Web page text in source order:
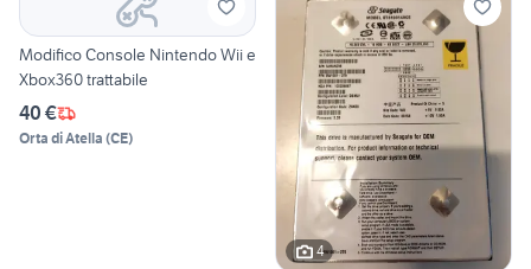
Modifico Console Nintendo Wii e
Xbox360 trattabile
40 €
Orta di Atella (CE)
4